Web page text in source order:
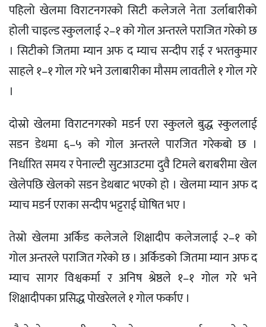
पहिलो खेलमा विराटनगरको सिटी कलेजले नेता उर्लाबारीको
होली चाइल्ड स्कुललाई २–१ को गोल अन्तरले पराजित गरेको छ
। सिटीको जितमा म्यान अफ द म्याच सन्दीप राई र भरतकुमार
साहले १–१ गोल गरे भने उलाबारीका मौसम लावतीले १ गोल गरे
।
दोस्रो खेलमा विराटनगरको मडर्न एरा स्कुलले बुद्ध स्कुललाई
सडन डेथमा ६–५ को गोल अन्तरले पारजित गरेकबो छ ।
निर्धारित समय र पेनाल्टी सुटआउटमा दुवै टिमले बराबरीमा खेल
खेलेपछि खेलको सडन डेथबाट भएको हो । खेलमा म्यान अफ द
म्याच मडर्न एराका सन्दीप भट्टराई घोषित भए ।
तेस्रो खेलमा अर्किड कलेजले शिक्षादीप कलेजलाई २–१ को
गोल अन्तरले पराजित गरेको छ । अर्किडको जितमा म्यान अफ द
म्याच सागर विश्वकर्मा र अनिष श्रेष्ठले १–१ गोल गरे भने
शिक्षादीपका प्रसिद्ध पोखरेलले १ गोल फर्काए ।